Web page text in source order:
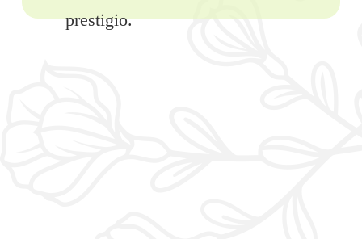
prestigio.